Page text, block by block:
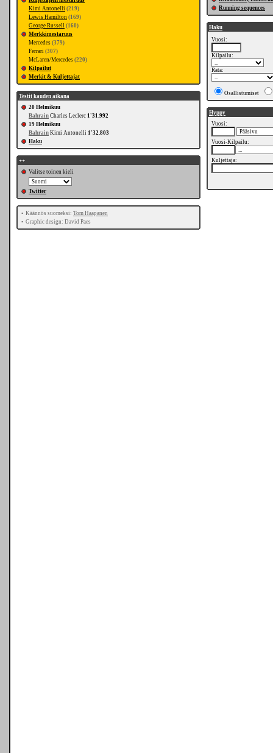
Kimi Antonelli (219)
Lewis Hamilton (169)
George Russell (160)
Merkkimestaruus
Mercedes (379)
Ferrari (307)
McLaren/Mercedes (220)
Kilpailut
Merkit & Kuljettajat
Testit kauden aikana
20 Helmikuu
Bahrain Charles Leclerc 1'31.992
19 Helmikuu
Bahrain Kimi Antonelli 1'32.803
Haku
++
Valitse toinen kieli
Twitter
• Käännös suomeksi: Tom Haapanen
• Graphic design: David Paes
Running sequences
Haku
Vuosi:
Kilpailu:
Rata:
Osallistumiset
Hyppy
Vuosi:
Vuosi-Kilpailu:
Kuljettaja: